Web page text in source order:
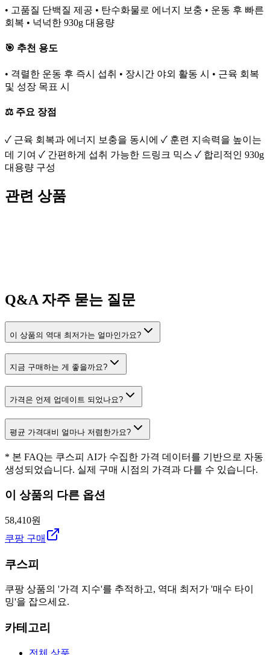
• 고품질 단백질 제공 • 탄수화물로 에너지 보충 • 운동 후 빠른
회복 • 넉넉한 930g 대용량
🎯 추천 용도
• 격렬한 운동 후 즉시 섭취 • 장시간 야외 활동 시 • 근육 회복
및 성장 목표 시
⚖️ 주요 장점
✓ 근육 회복과 에너지 보충을 동시에 ✓ 훈련 지속력을 높이는
데 기여 ✓ 간편하게 섭취 가능한 드링크 믹스 ✓ 합리적인 930g
대용량 구성
관련 상품
Q&A 자주 묻는 질문
이 상품의 역대 최저가는 얼마인가요?
지금 구매하는 게 좋을까요?
가격은 언제 업데이트 되었나요?
평균 가격대비 얼마나 저렴한가요?
* 본 FAQ는 쿠스피 AI가 수집한 가격 데이터를 기반으로 자동
생성되었습니다. 실제 구매 시점의 가격과 다를 수 있습니다.
이 상품의 다른 옵션
58,410원
쿠팡 구매
쿠스피
쿠팡 상품의 '가격 지수'를 추적하고, 역대 최저가 '매수 타이
밍'을 잡으세요.
카테고리
전체 상품